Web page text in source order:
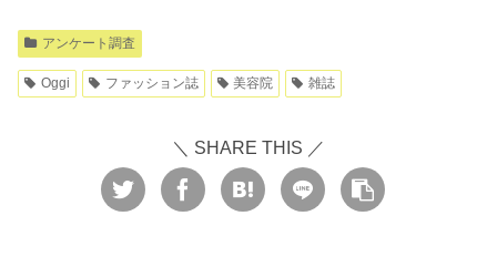
アンケート調査
Oggi ファッション誌 美容院 雑誌
＼ SHARE THIS ／